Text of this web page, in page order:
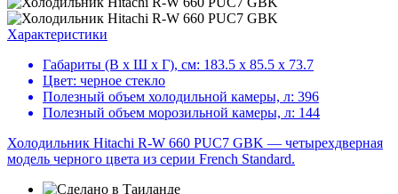
Характеристики
Габариты (В х Ш х Г), см: 183.5 х 85.5 х 73.7
Цвет: черное стекло
Полезный объем холодильной камеры, л: 396
Полезный объем морозильной камеры, л: 144
Холодильник Hitachi R-W 660 PUC7 GBK — четырехдверная
модель черного цвета из серии French Standard.